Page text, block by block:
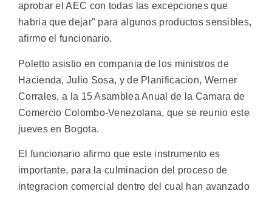
aprobar el AEC con todas las excepciones que
habria que dejar" para algunos productos sensibles,
afirmo el funcionario.
Poletto asistio en compania de los ministros de
Hacienda, Julio Sosa, y de Planificacion, Werner
Corrales, a la 15 Asamblea Anual de la Camara de
Comercio Colombo-Venezolana, que se reunio este
jueves en Bogota.
El funcionario afirmo que este instrumento es
importante, para la culminacion del proceso de
integracion comercial dentro del cual han avanzado